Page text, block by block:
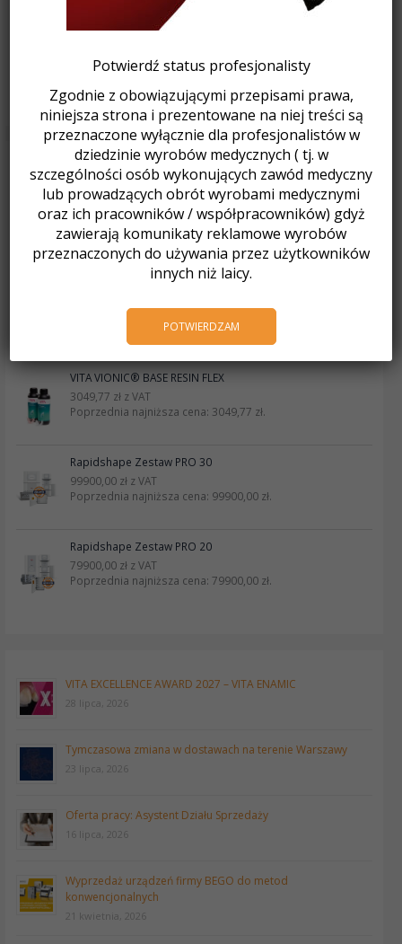
Nowe urządzenia Wassermann Dental
Jak pracujemy w okresie noworocznym?
Fotorelacja Spotkanie Mikołajkowe 2025
Produkty
MINISTAR S czarny
10900,00 złz VAT
Poprzednia najniższa cena: 10900,00 zł.
złz VAT
Poprzednia najniższa cena:10200,01
VITA VIONIC® BASE RESIN FLEX
3049,77 złz VAT
Poprzednia najniższa cena: 3049,77 zł.
Rapidshape Zestaw PRO 30
99900,00 złz VAT
Poprzednia najniższa cena: 99900,00 zł.
Rapidshape Zestaw PRO 20
79900,00 złz VAT
Poprzednia najniższa cena: 79900,00 zł.
VITA EXCELLENCE AWARD 2027 – VITA ENAMIC
28 lipca, 2026
Tymczasowa zmiana w dostawach na terenie Warszawy
23 lipca, 2026
Oferta pracy: Asystent Działu Sprzedaży
16 lipca, 2026
Wyprzedaż urządzeń firmy BEGO do metod
konwencjonalnych
21 kwietnia, 2026
Potwierdź status profesjonalisty
Zgodnie z obowiązującymi przepisami prawa,
niniejsza strona i prezentowane na niej treści są
przeznaczone wyłącznie dla profesjonalistów w
dziedzinie wyrobów medycznych ( tj. w
szczególności osób wykonujących zawód medyczny
lub prowadzących obrót wyrobami medycznymi
oraz ich pracowników / współpracowników) gdyż
zawierają komunikaty reklamowe wyrobów
przeznaczonych do używania przez użytkowników
innych niż laicy.
POTWIERDZAM